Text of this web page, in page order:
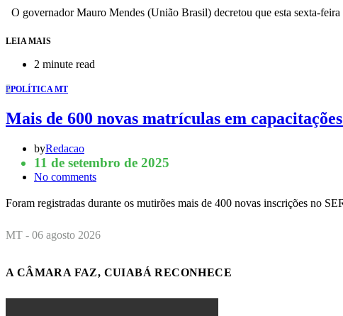
O governador Mauro Mendes (União Brasil) decretou que esta sexta-
LEIA MAIS
2 minute read
PPOLÍTICA MT
Mais de 600 novas matrículas em
byRedacao
11 de setembro de 2025
No comments
Foram registradas durante os mutirões mais de 400 novas inscrições no
MT - 06 agosto 2026
A CÂMARA FAZ, CUIABÁ RECONHECE